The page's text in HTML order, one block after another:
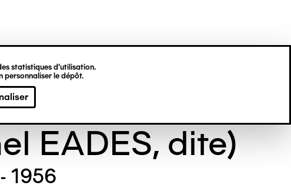
statistiques d’utilisation.
personnaliser le dépôt.
GILL (Maude
EADES, dite)
1956